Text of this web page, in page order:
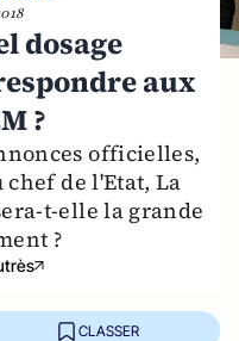
dosage
aux
?
officielles,
de l'Etat, La
t-elle la grande
?
CLASSER